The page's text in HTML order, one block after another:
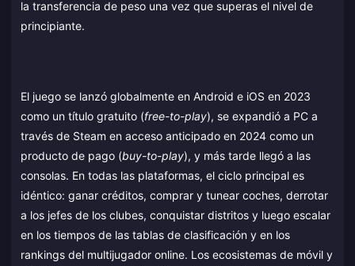
la transferencia de peso una vez que superas el nivel de
principiante.
El juego se lanzó globalmente en Android e iOS en 2023
como un título gratuito (free-to-play), se expandió a PC a
través de Steam en acceso anticipado en 2024 como un
producto de pago (buy-to-play), y más tarde llegó a las
consolas. En todas las plataformas, el ciclo principal es
idéntico: ganar créditos, comprar y tunear coches, derrotar
a los jefes de los clubes, conquistar distritos y luego escalar
en los tiempos de las tablas de clasificación y en los
rankings del multijugador online. Los ecosistemas de móvil y